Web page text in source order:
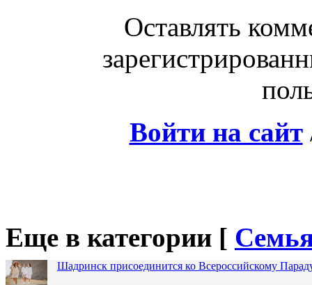
Оставлять
Войти на сайт
Еще в категории [
Шадринск присоединится ко Всероссийскому